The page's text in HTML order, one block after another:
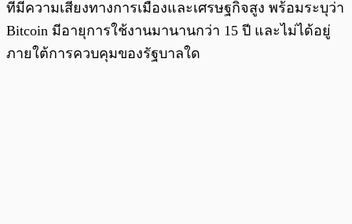
ที่มีความเสี่ยงทางการเมืองและเศรษฐกิจสูง พร้อมระบุว่า
Bitcoin มีอายุการใช้งานมานานกว่า 15 ปี และไม่ได้อยู่
ภายใต้การควบคุมของรัฐบาลใด